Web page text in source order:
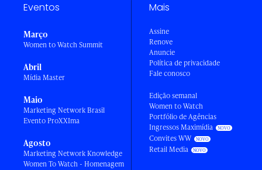
Eventos
Março
Women to Watch Summit
Abril
Mídia Master
Maio
Marketing Network Brasil
Evento ProXXIma
Agosto
Marketing Network Knowledge
Women To Watch - Homenagem
Mais
Assine
Renove
Anuncie
Política de privacidade
Fale conosco
Edição semanal
Women to Watch
Portfólio de Agências
Ingressos Maximídia
Convites WW
Retail Media